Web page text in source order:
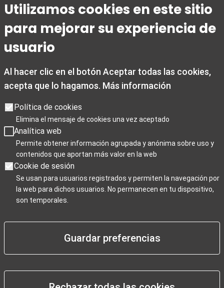
De 1 de marzo a 31 de octubre
De lunes a viernes de 09:00 a 20:00
Sábados de 10:00 a 14:00 y de 15:30 a 19:00
Domingos y festivos de 10:00 a 15:00
De 1 noviembre a 28 de febrero
De lunes a viernes de 09:00 a 19:00
Sábados de 10:00 a 19:00
Domingos y festivos de 10:00 a 15:00
Días de cierre 25 de Navidad, 1 de enero y 6 de enero
Para Profesionales
Negocios / Comercios
Utilizamos cookies en este sitio
para mejorar su experiencia de
usuario
Al hacer clic en el botón Aceptar todas las cookies,
acepta que lo hagamos. Más información
Política de cookies
Elimina el mensaje de cookies una vez aceptado
Analítica web
Permite obtener información agrupada y anónima sobre uso y
contenidos que aportan más valor en la web
Cookie de sesión
Se usan para usuarios registrados y permiten la navegación por
la web para dichos usuarios. No permanecen en tu dispositivo,
son temporales.
Guardar preferencias